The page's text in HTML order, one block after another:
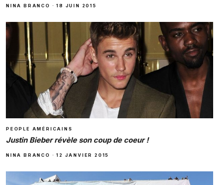
NINA BRANCO ·18 JUIN 2015
PEOPLE AMÉRICAINS
Justin Bieber révèle son coup de coeur !
NINA BRANCO ·12 JANVIER 2015